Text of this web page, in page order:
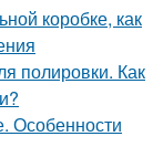
коробке, как
полировки. Как
Особенности